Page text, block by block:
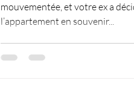
mouvementée, et votre ex a
l’appartement en souvenir...